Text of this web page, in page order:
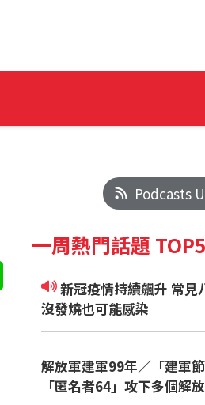
Podcasts
一周熱門話題 TOP5
新冠疫情持續飆升 常見八大症狀
沒發燒也可能感染
解放軍建軍99年／「建軍
「匿名者64」攻下多個解